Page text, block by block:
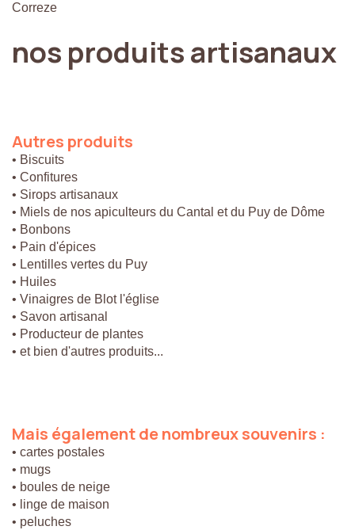
Correze
nos produitsartisanaux
Autres produits
• Biscuits
• Confitures
• Sirops artisanaux
• Miels de nos apiculteurs du Cantal et du Puy de Dôme
• Bonbons
• Pain d'épices
• Lentilles vertes du Puy
• Huiles
• Vinaigres de Blot l'église
• Savon artisanal
• Producteur de plantes
• et bien d'autres produits...
Mais égalementdenombreuxsouvenirs :
• cartes postales
• mugs
• boules de neige
• linge de maison
• peluches